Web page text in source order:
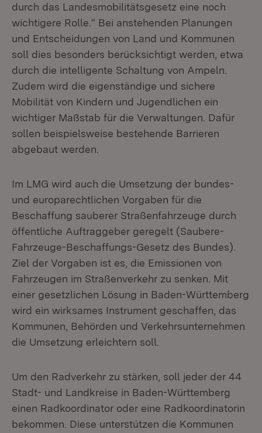
durch das Landesmobilitätsgesetz eine noch
wichtigere Rolle.“ Bei anstehenden Planungen
und Entscheidungen von Land und Kommunen
soll dies besonders berücksichtigt werden, etwa
durch die intelligente Schaltung von Ampeln.
Zudem wird die eigenständige und sichere
Mobilität von Kindern und Jugendlichen ein
wichtiger Maßstab für die Verwaltungen. Dafür
sollen beispielsweise bestehende Barrieren
abgebaut werden.
Im LMG wird auch die Umsetzung der bundes-
und europarechtlichen Vorgaben für die
Beschaffung sauberer Straßenfahrzeuge durch
öffentliche Auftraggeber geregelt (Saubere-
Fahrzeuge-Beschaffungs-Gesetz des Bundes).
Ziel der Vorgaben ist es, die Emissionen von
Fahrzeugen im Straßenverkehr zu senken. Mit
einer gesetzlichen Lösung in Baden-Württemberg
wird ein wirksames Instrument geschaffen, das
Kommunen, Behörden und Verkehrsunternehmen
die Umsetzung erleichtern soll.
Um den Radverkehr zu stärken, soll jeder der 44
Stadt- und Landkreise in Baden-Württemberg
einen Radkoordinator oder eine Radkoordinatorin
bekommen. Diese unterstützen die Kommunen